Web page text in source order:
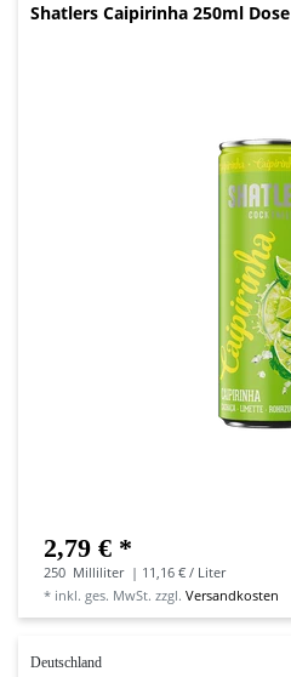
Shatlers Caipirinha 250ml Dose
2,79 € *
250 Milliliter | 11,16 € / Liter
* inkl. ges. MwSt. zzgl.Versandkosten
Deutschland